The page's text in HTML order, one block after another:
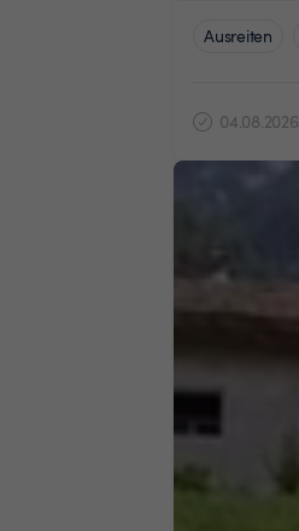
Ausreiten
04.08.2026